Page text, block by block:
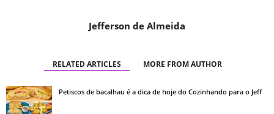
Jefferson de Almeida
RELATED ARTICLES MORE FROM AUTHOR
Petiscos de bacalhau é a dica de hoje do Cozinhando para o Jeff